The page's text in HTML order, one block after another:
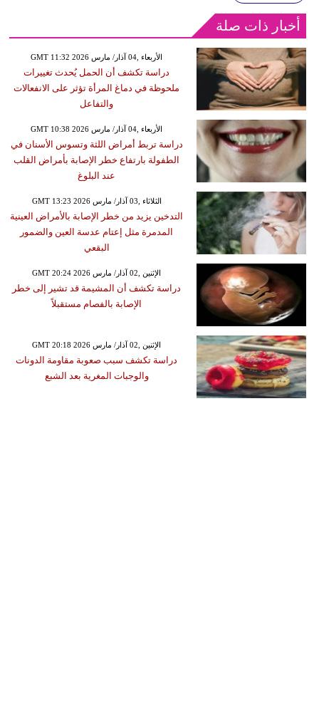
أخبار ذات صلة
GMT 11:32 2026 الأربعاء ,04 آذار/ مارس
دراسة تكشف أن الحمل يُحدث تغييرات
ملحوظة في دماغ المرأة تؤثر على الانفعالات
والتفاعل
GMT 10:38 2026 الأربعاء ,04 آذار/ مارس
دراسة تربط أمراض اللثة وتسوس الأسنان في
الطفولة بارتفاع خطر الإصابة بأمراض القلب
عند البلوغ
GMT 13:23 2026 الثلاثاء ,03 آذار/ مارس
التدخين يزيد من خطر الإصابة بالأمراض العينية
المدمرة مثل إعتام عدسة العين والضمور
البقعي
GMT 20:24 2026 الإثنين ,02 آذار/ مارس
دراسة تكشف أن المشيمة قد تشير إلى خطر
الإصابة بالفصام مستقبلاً
GMT 20:18 2026 الإثنين ,02 آذار/ مارس
دراسة تكشف سبب صعوبة مقاومة الدونات
والوجبات المغرية بعد الشبع